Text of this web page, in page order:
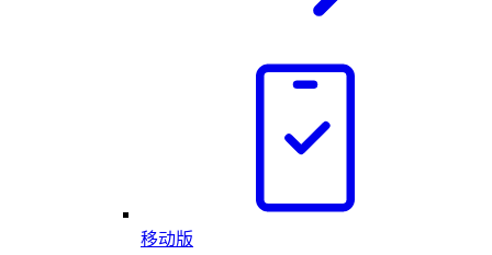
移动版